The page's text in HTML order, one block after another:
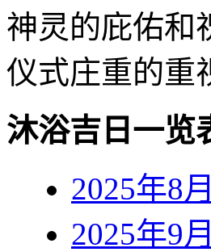
神灵的庇佑和
仪式庄重的重
沐浴吉日一览
2025年8
2025年9